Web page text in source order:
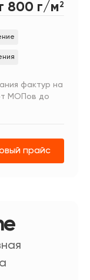
800 г/м 2
фактур на
МОПов до
прайс